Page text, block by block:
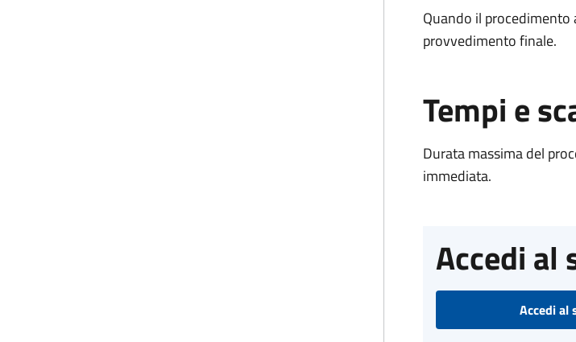
Quando il
provvedimento finale.
Tempi e
Durata massima del
immediata.
Accedi al
Accedi al